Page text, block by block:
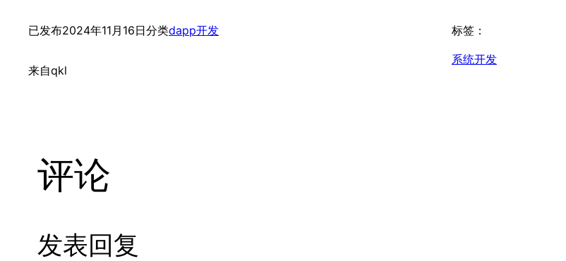
已发布2024年11月16日分类dapp开发
来自qkl
标签：
系统开发
评论
发表回复